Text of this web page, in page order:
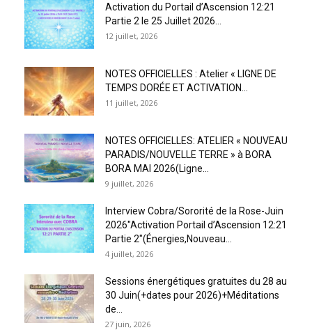
Activation du Portail d’Ascension 12:21
Partie 2 le 25 Juillet 2026...
12 juillet, 2026
NOTES OFFICIELLES : Atelier « LIGNE DE
TEMPS DORÉE ET ACTIVATION...
11 juillet, 2026
NOTES OFFICIELLES: ATELIER « NOUVEAU
PARADIS/NOUVELLE TERRE » à BORA
BORA MAI 2026(Ligne...
9 juillet, 2026
Interview Cobra/Sororité de la Rose-Juin
2026″Activation Portail d’Ascension 12:21
Partie 2″(Énergies,Nouveau...
4 juillet, 2026
Sessions énergétiques gratuites du 28 au
30 Juin(+dates pour 2026)+Méditations
de...
27 juin, 2026